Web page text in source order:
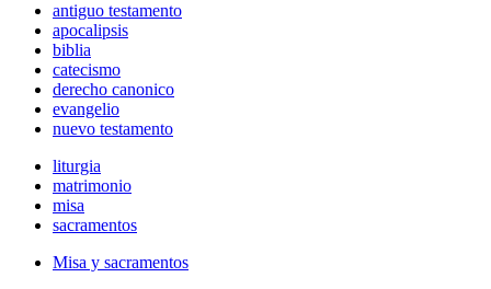
antiguo testamento
apocalipsis
biblia
catecismo
derecho canonico
evangelio
nuevo testamento
liturgia
matrimonio
misa
sacramentos
Misa y sacramentos